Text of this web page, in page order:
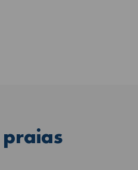
praias